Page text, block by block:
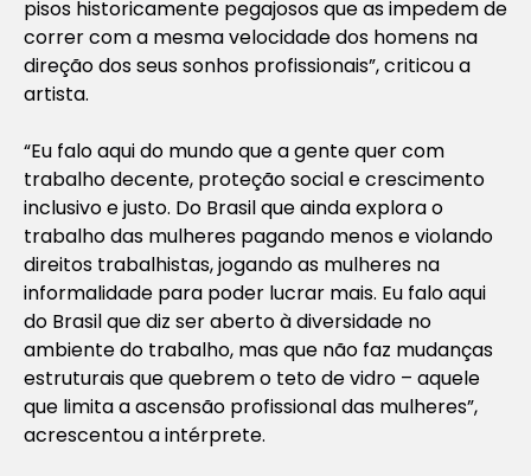
pisos historicamente pegajosos que as impedem de
correr com a mesma velocidade dos homens na
direção dos seus sonhos profissionais”, criticou a
artista.
“Eu falo aqui do mundo que a gente quer com
trabalho decente, proteção social e crescimento
inclusivo e justo. Do Brasil que ainda explora o
trabalho das mulheres pagando menos e violando
direitos trabalhistas, jogando as mulheres na
informalidade para poder lucrar mais. Eu falo aqui
do Brasil que diz ser aberto à diversidade no
ambiente do trabalho, mas que não faz mudanças
estruturais que quebrem o teto de vidro – aquele
que limita a ascensão profissional das mulheres”,
acrescentou a intérprete.